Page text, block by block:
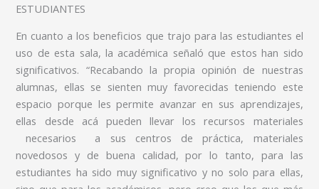
ESTUDIANTES
En cuanto a los beneficios que trajo para las estudiantes el
uso de esta sala, la académica señaló que estos han sido
significativos. “Recabando la propia opinión de nuestras
alumnas, ellas se sienten muy favorecidas teniendo este
espacio porque les permite avanzar en sus aprendizajes,
ellas desde acá pueden llevar los recursos materiales
necesarios a sus centros de práctica, materiales
novedosos y de buena calidad, por lo tanto, para las
estudiantes ha sido muy significativo y no solo para ellas,